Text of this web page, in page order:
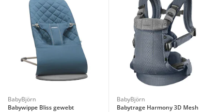
BabyBjörn
Babywippe Bliss gewebt
BabyBjörn
Babytrage Harmony 3D Mesh